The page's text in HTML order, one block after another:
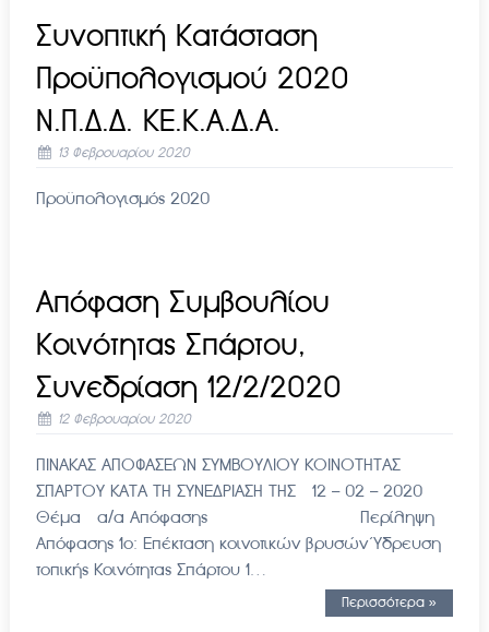
Συνοπτική Κατάσταση
Προϋπολογισμού 2020
Ν.Π.Δ.Δ. ΚΕ.Κ.Α.Δ.Α.
13 Φεβρουαρίου 2020
Προϋπολογισμός 2020
Απόφαση Συμβουλίου
Κοινότητας Σπάρτου,
Συνεδρίαση 12/2/2020
12 Φεβρουαρίου 2020
ΠΙΝΑΚΑΣ ΑΠΟΦΑΣΕΩΝ ΣΥΜΒΟΥΛΙΟΥ ΚΟΙΝΟΤΗΤΑΣ
ΣΠΑΡΤΟΥ ΚΑΤΑ ΤΗ ΣΥΝΕΔΡΙΑΣΗ ΤΗΣ 12 – 02 – 2020
Θέμα α/α Απόφασης Περίληψη
Απόφασης 1ο: Επέκταση κοινοτικών βρυσών Ύδρευση
τοπικής Κοινότητας Σπάρτου 1…
Περισσότερα »